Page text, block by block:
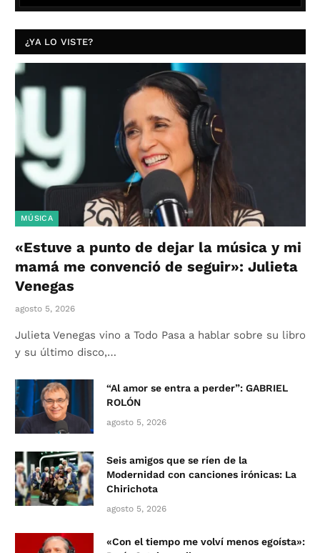
¿YA LO VISTE?
MÚSICA
«Estuve a punto de dejar la música y mi
mamá me convenció de seguir»: Julieta
Venegas
agosto 5, 2026
Julieta Venegas vino a Todo Pasa a hablar sobre su libro
y su último disco,…
“Al amor se entra a perder”: GABRIEL
ROLÓN
agosto 5, 2026
Seis amigos que se ríen de la
Modernidad con canciones irónicas: La
Chirichota
agosto 5, 2026
«Con el tiempo me volví menos egoísta»: